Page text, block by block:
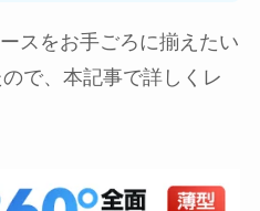
スをお手ごろに揃えたい
で、本記事で詳しくレ